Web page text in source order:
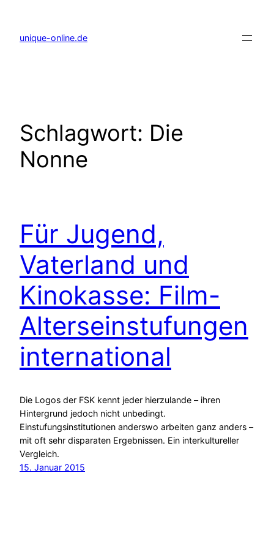
springen
unique-online.de
Schlagwort: Die
Nonne
Für Jugend,
Vaterland und
Kinokasse: Film-
Alterseinstufungen
international
Die Logos der FSK kennt jeder hierzulande – ihren
Hintergrund jedoch nicht unbedingt.
Einstufungsinstitutionen anderswo arbeiten ganz anders –
mit oft sehr disparaten Ergebnissen. Ein interkultureller
Vergleich.
15. Januar 2015